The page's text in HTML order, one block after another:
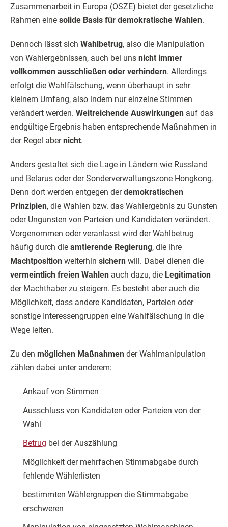
Zusammenarbeit in Europa (OSZE) bietet der gesetzliche
Rahmen eine solide Basis für demokratische Wahlen.
Dennoch lässt sich Wahlbetrug, also die Manipulation
von Wahlergebnissen, auch bei uns nicht immer
vollkommen ausschließen oder verhindern. Allerdings
erfolgt die Wahlfälschung, wenn überhaupt in sehr
kleinem Umfang, also indem nur einzelne Stimmen
verändert werden. Weitreichende Auswirkungen auf das
endgültige Ergebnis haben entsprechende Maßnahmen in
der Regel abernicht.
Anders gestaltet sich die Lage in Ländern wie Russland
und Belarus oder der Sonderverwaltungszone Hongkong.
Denn dort werden entgegen derdemokratischen
Prinzipien, die Wahlen bzw. das Wahlergebnis zu Gunsten
oder Ungunsten von Parteien und Kandidaten verändert.
Vorgenommen oder veranlasst wird der Wahlbetrug
häufig durch die amtierende Regierung, die ihre
Machtposition weiterhin sichern will. Dabei dienen die
vermeintlich freien Wahlen auch dazu, die Legitimation
der Machthaber zu steigern. Es besteht aber auch die
Möglichkeit, dass andere Kandidaten, Parteien oder
sonstige Interessengruppen eine Wahlfälschung in die
Wege leiten.
Zu den möglichen Maßnahmen der Wahlmanipulation
zählen dabei unter anderem:
Ankauf von Stimmen
Ausschluss von Kandidaten oder Parteien von der
Wahl
Betrug bei der Auszählung
Möglichkeit der mehrfachen Stimmabgabe durch
fehlende Wählerlisten
bestimmten Wählergruppen die Stimmabgabe
erschweren